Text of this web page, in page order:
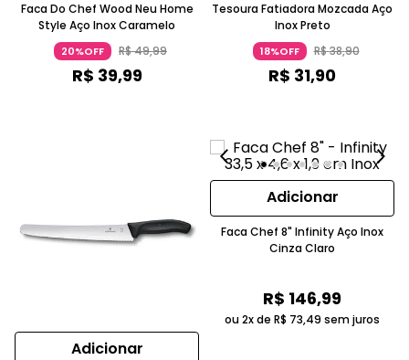
Faca Do Chef Wood Neu Home
Style Aço Inox Caramelo
20%OFF R$49,99
R$ 39,99
Tesoura Fatiadora Mozcada Aço
Inox Preto
18%OFF R$38,90
R$ 31,90
Adicionar
Adicionar
Faca Chef 8" Infinity Aço Inox
Cinza Claro
R$ 146,99
ou 2x de R$ 73,49 sem juros